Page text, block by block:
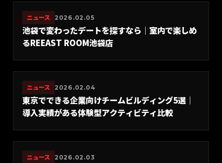
ニュース 2026.02.05
池袋で変わったデートを探すなら｜室内で楽しめ
るREEAST ROOM池袋店
ニュース 2026.02.04
東京でできる企業向けチームビルディング5選｜
導入実績がある体験型アクティビティ比較
ニュース 2026.02.03